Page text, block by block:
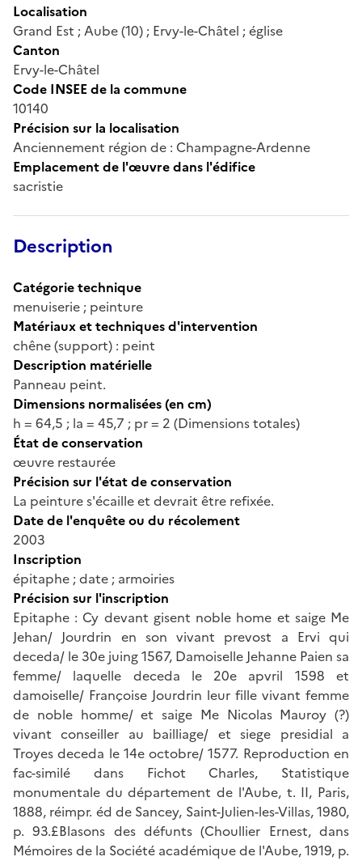
Localisation
Grand Est ; Aube (10) ; Ervy-le-Châtel ; église
Canton
Ervy-le-Châtel
Code INSEE de la commune
10140
Précision sur la localisation
Anciennement région de : Champagne-Ardenne
Emplacement de l'œuvre dans l'édifice
sacristie
Description
Catégorie technique
menuiserie ; peinture
Matériaux et techniques d'intervention
chêne (support) : peint
Description matérielle
Panneau peint.
Dimensions normalisées (en cm)
h = 64,5 ; la = 45,7 ; pr = 2 (Dimensions totales)
État de conservation
œuvre restaurée
Précision sur l'état de conservation
La peinture s'écaille et devrait être refixée.
Date de l'enquête ou du récolement
2003
Inscription
épitaphe ; date ; armoiries
Précision sur l'inscription
Epitaphe : Cy devant gisent noble home et saige Me
Jehan/ Jourdrin en son vivant prevost a Ervi qui
deceda/ le 30e juing 1567, Damoiselle Jehanne Paien sa
femme/ laquelle deceda le 20e apvril 1598 et
damoiselle/ Françoise Jourdrin leur fille vivant femme
de noble homme/ et saige Me Nicolas Mauroy (?)
vivant conseiller au bailliage/ et siege presidial a
Troyes deceda le 14e octobre/ 1577. Reproduction en
fac-similé dans Fichot Charles, Statistique
monumentale du département de l'Aube, t. II, Paris,
1888, réimpr. éd de Sancey, Saint-Julien-les-Villas, 1980,
p. 93.£Blasons des défunts (Choullier Ernest, dans
Mémoires de la Société académique de l'Aube, 1919, p.